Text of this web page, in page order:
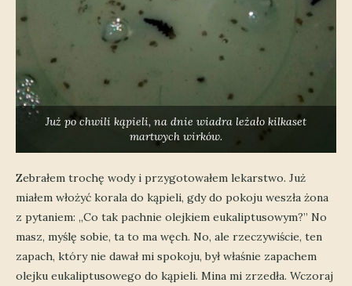
Już po chwili kąpieli, na dnie wiadra leżało kilkaset
martwych wirków.
Zebrałem trochę wody i przygotowałem lekarstwo. Już
miałem włożyć korala do kąpieli, gdy do pokoju weszła żona
z pytaniem: „Co tak pachnie olejkiem eukaliptusowym?” No
masz, myślę sobie, ta to ma węch. No, ale rzeczywiście, ten
zapach, który nie dawał mi spokoju, był właśnie zapachem
olejku eukaliptusowego do kąpieli. Mina mi zrzedła. Wczoraj